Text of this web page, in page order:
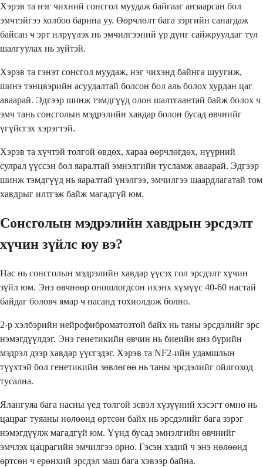
Хэрэв та нэг чихний сонсгол муудаж байгааг анзаарсан бол
эмчтэйгээ холбоо барина уу. Өөрчлөлт бага зэргийн санагдаж
байсан ч эрт илрүүлэх нь эмчилгээний үр дүнг сайжруулдаг тул
шалгуулах нь зүйтэй.
Хэрэв та гэнэт сонсгол муудаж, нэг чихэнд байнга шуугиж,
шинэ тэнцвэрийн асуудалтай болсон бол аль болох хурдан цаг
аваарай. Эдгээр шинж тэмдгүүд олон шалтгаантай байж болох ч
эмч тань сонсголын мэдрэлийн хавдар болон бусад өвчнийг
үгүйсгэх хэрэгтэй.
Хэрэв та хүчтэй толгой өвдөх, хараа өөрчлөгдөх, нүүрний
сулрал үүссэн бол яаралтай эмнэлгийн тусламж аваарай. Эдгээр
шинж тэмдгүүд нь яаралтай үнэлгээ, эмчилгээ шаардлагатай том
хавдрыг илтгэж байж магадгүй юм.
Сонсголын мэдрэлийн хавдрын эрсдэлт
хүчин зүйлс юу вэ?
Нас нь сонсголын мэдрэлийн хавдар үүсэх гол эрсдэлт хүчин
зүйл юм. Энэ өвчнөөр оношлогдсон ихэнх хүмүүс 40-60 настай
байдаг боловч ямар ч насанд тохиолдож болно.
2-р хэлбэрийн нейрофиброматозтой байх нь таны эрсдэлийг эрс
нэмэгдүүлдэг. Энэ генетикийн өвчин нь биеийн янз бүрийн
мэдрэл дээр хавдар үүсгэдэг. Хэрэв та NF2-ийн удамшлын
түүхтэй бол генетикийн зөвлөгөө нь таны эрсдэлийг ойлгоход
тусална.
Ялангуяа бага насны үед толгой эсвэл хүзүүний хэсэгт өмнө нь
цацраг туяаны нөлөөнд өртсөн байх нь эрсдэлийг бага зэрэг
нэмэгдүүлж магадгүй юм. Үүнд бусад эмнэлгийн өвчнийг
эмчлэх цацрагийн эмчилгээ орно. Гэсэн хэдий ч энэ нөлөөнд
өртсөн ч ерөнхий эрсдэл маш бага хэвээр байна.